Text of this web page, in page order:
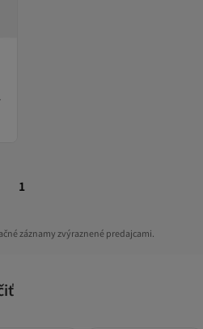
1
záznamy zvýraznené predajcami.